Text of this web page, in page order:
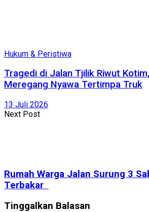
Hukum & Peristiwa
Tragedi di Jalan Tjilik Riwut
Meregang Nyawa Tertimpa Truk
13 Juli 2026
Next Post
Rumah Warga Jalan Surung 3
Terbakar
Tinggalkan Balasan